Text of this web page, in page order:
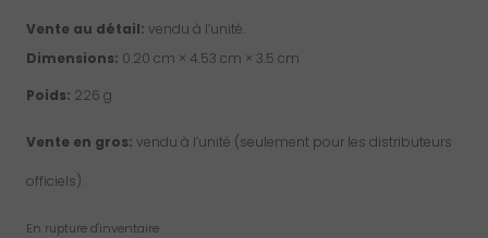
Vente au détail: vendu à l’unité.
Dimensions: 0.20 cm × 4.53 cm × 3.5 cm
Poids: 226 g
Vente en gros: vendu à l’unité (seulement pour les distributeurs
officiels).
En rupture d'inventaire